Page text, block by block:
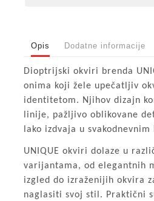
Opis Dodatne informacije
Dioptrijski okviri brenda
onima koji žele upečatljiv
identitetom. Njihov dizajn
linije, pažljivo oblikovane
lako izdvaja u
UNIQUE okviri dolaze u
varijantama, od elegantnih
izgled do izraženijih okvira
naglasiti svoj stil. Praktični